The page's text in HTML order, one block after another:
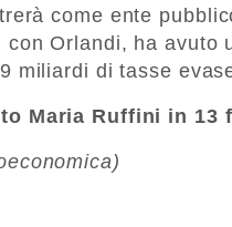
come ente
con Orlandi, ha avuto
miliardi di tasse
Maria Ruffini in 13